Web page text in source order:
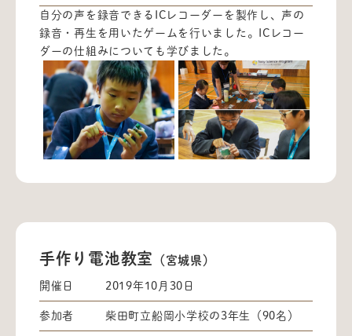
自分の声を録音できるICレコーダーを製作し、声の
録音・再生を用いたゲームを行いました。ICレコー
ダーの仕組みについても学びました。
手作り電池教室 （宮城県）
開催日 2019年10月30日
参加者 柴田町立船岡小学校の3年生（90名）